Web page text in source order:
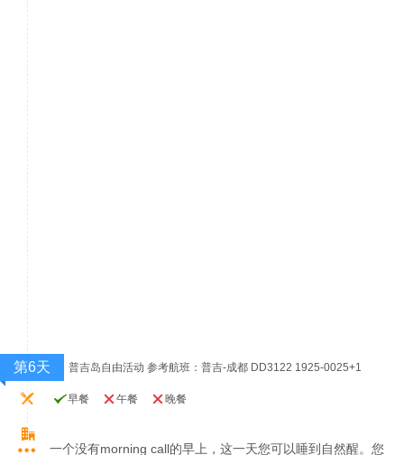
第6天 普吉岛自由活动 参考航班：普吉-成都 DD3122 1925-0025+1
早餐 午餐 晚餐
一个没有morning call的早上，这一天您可以睡到自然醒。您